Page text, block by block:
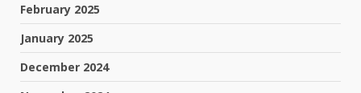
February 2025
January 2025
December 2024